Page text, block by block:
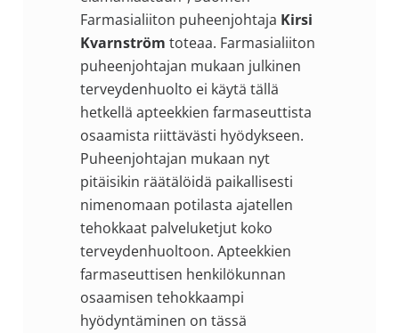
Farmasialiiton puheenjohtaja Kirsi
Kvarnström toteaa. Farmasialiiton
puheenjohtajan mukaan julkinen
terveydenhuolto ei käytä tällä
hetkellä apteekkien farmaseuttista
osaamista riittävästi hyödykseen.
Puheenjohtajan mukaan nyt
pitäisikin räätälöidä paikallisesti
nimenomaan potilasta ajatellen
tehokkaat palveluketjut koko
terveydenhuoltoon. Apteekkien
farmaseuttisen henkilökunnan
osaamisen tehokkaampi
hyödyntäminen on tässä